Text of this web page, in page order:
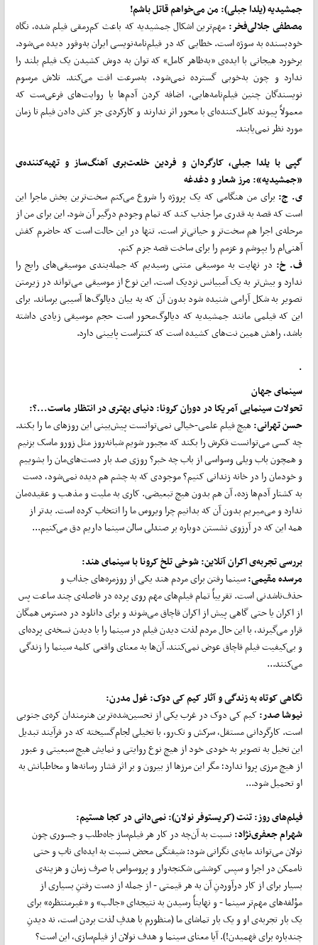
جمشیدیه (یلدا جبلی): من می‌خواهم قاتل باشم!
مصطفی جلالی‌فخر:مهم‌ترین اشکال جمشیدیه که باعث کم‌رمقی فیلم شده، نگاه
خودبسنده به سوژه است. خطایی که در فیلم‌نامه‌نویسی ایران به‌وفور دیده می‌شود.
برخورد هیجانی با ایده‌ی «به‌ظاهر کامل» که توان به دوش کشیدن یک فیلم بلند را
ندارد و چون به‌خوبی گسترده نمی‌شود، به‌سرعت افت می‌کند. تلاش مرسوم
نویسندگان چنین فیلم‌نامه‌هایی، اضافه کردن آدم‌ها یا روایت‌های فرعی‌ست که
معمولاً پیوند کامل‌کننده‌ای با محور اثر ندارند و کارکردی جز کش دادن فیلم تا زمان
مورد نظر نمی‌یابند.
گپی با یلدا جبلی، کارگردان و فردین خلعت‌بری آهنگ‌ساز و تهیه‌کننده‌ی
«جمشیدیه»: مرز شعار و دغدغه
ی. ج:برای من هنگامی که یک پروژه را شروع می‌کنم سخت‌ترین بخش ماجرا این
است که قصه به قدری مرا جذب کند که تمام وجودم درگیر آن شود. این برای من از
مرحله‌ی اجرا هم سخت‌تر و حیاتی‌تر است. تنها در این حالت است که حاضرم کفش
آهنی‌ام را بپوشم و عزمم را برای ساخت قصه جزم کنم.
ف. خ:در نهایت به موسیقی متنی رسیدیم که جمله‌بندی موسیقی‌های رایج را
ندارد و بیش‌تر به یک آمبیانس نزدیک است. این نوع از موسیقی می‌تواند در زیرمتن
تصویر به شکل آرامی شنیده شود بدون آن که به بیان دیالوگ‌ها آسیبی برساند. برای
این که فیلمی مانند جمشیدیه که دیالوگ‌محور است حجم موسیقی زیادی داشته
باشد، راهش همین نت‌های کشیده است که کنتراست پایینی دارد.
سینمای جهان
تحولات سینمایی آمریکا در دوران کرونا: دنیای بهتری در انتظار ماست...؟:
حسنتهرانی:هیچ فیلم علمی-خیالی نمی‌توانست پیش‌بینی این روزهای ما را بکند.
چه کسی می‌توانست فکرش را بکند که مجبور شویم شبانه‌روز مثل زورو ماسک بزنیم
و همچون باب ویلی وسواسی از باب چه خبر؟ روزی صد بار دست‌های‌مان را بشوییم
و خودمان را در خانه زندانی کنیم؟ موجودی که به چشم هم دیده نمی‌شود، دست
به کشتار آدم‌ها زده، آن هم بدون هیچ تبعیضی. کاری به ملیت و مذهب و عقیده‌مان
ندارد و می‌میریم بدون آن که بدانیم چرا ویروس ما را انتخاب کرده است. بدتر از
همه این که در آرزوی نشستن دوباره بر صندلی سالن سینما داریم دق می‌کنیم...
بررسی تجربه‌ی اکران آنلاین: شوخی تلخ کرونا با سینمای هند:
مرسده مقیمی:سینما رفتن برای مردم هند یکی از روزمره‌های جذاب و
حذف‌ناشدنی است. تقریباً تمام فیلم‌های مهم روی پرده در فاصله‌ی چند ساعت پس
از اکران یا حتی گاهی پیش از اکران قاچاق می‌شوند و برای دانلود در دسترس همگان
قرار می‌گیرند، با این حال مردم لذت دیدن فیلم در سینما را با دیدن نسخه‌ی پرده‌ای
و بی‌کیفیت فیلم قاچاق عوض نمی‌کنند. آن‌ها به معنای واقعی کلمه سینما را زندگی
می‌کنند...
نگاهی کوتاه به زندگی و آثار کیم کی دوک: غول مدرن:
نیوشا صدر:کیم کی دوک در غرب یکی از تحسین‌شده‌ترین هنرمندان کره‌ی جنوبی
است. کارگردانی مستقل، سرکش و تک‌رو، با تخیلی لجام‌گسیخته که در فرآیند تبدیل
این تخیل به تصویر به خودی خود از هیچ نوع روایتی و نمایش هیچ سبعیتی و عبور
از هیچ مرزی پروا ندارد؛ مگر این مرزها از بیرون و بر اثر فشار رسانه‌ها و مخاطبانش به
او تحمیل شود...
فیلم‌های روز: تنت (کریستوفر نولان): نمی‌دانی در کجا هستیم:
شهرام جعفری‌نژاد:نسبت به آن‌چه در کار هر فیلم‌ساز جاه‌طلب و جسوری چون
نولان می‌تواند مایه‌ی نگرانی شود: شیفتگی محض نسبت به ایده‌ای ناب و حتی
ناممکن در اجرا و سپس کوششی شکنجه‌وار و پروسواس با صرف زمان و هزینه‌ی
بسیار برای از کار درآوردنِ آن به هر قیمتی - از جمله از دست رفتنِ بسیاری از
مؤلفه‌های مهم‌تر سینما - و نهایتاً رسیدن به نتیجه‌ای «جالب» و «غیرمنتظره» برای
یک بار تجربه‌ی او و یک بار تماشای ما (منظورم با هدفِ لذت بردن است، نه دیدنِ
چندباره برای فهمیدن!). آیا معنای سینما و هدف نولان از فیلم‌سازی، این است؟